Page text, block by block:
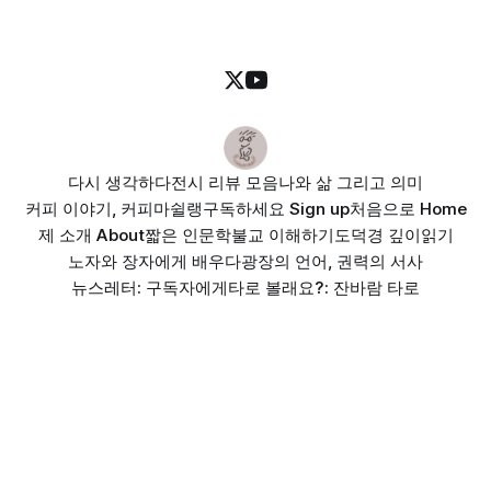
다시 생각하다전시 리뷰 모음나와 삶 그리고 의미
커피 이야기, 커피마쉴랭구독하세요 Sign up처음으로 Home
제 소개 About짧은 인문학불교 이해하기도덕경 깊이읽기
노자와 장자에게 배우다광장의 언어, 권력의 서사
뉴스레터: 구독자에게타로 볼래요?: 잔바람 타로